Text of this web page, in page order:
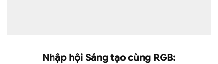
Nhập hội Sáng tạo cùng RGB: